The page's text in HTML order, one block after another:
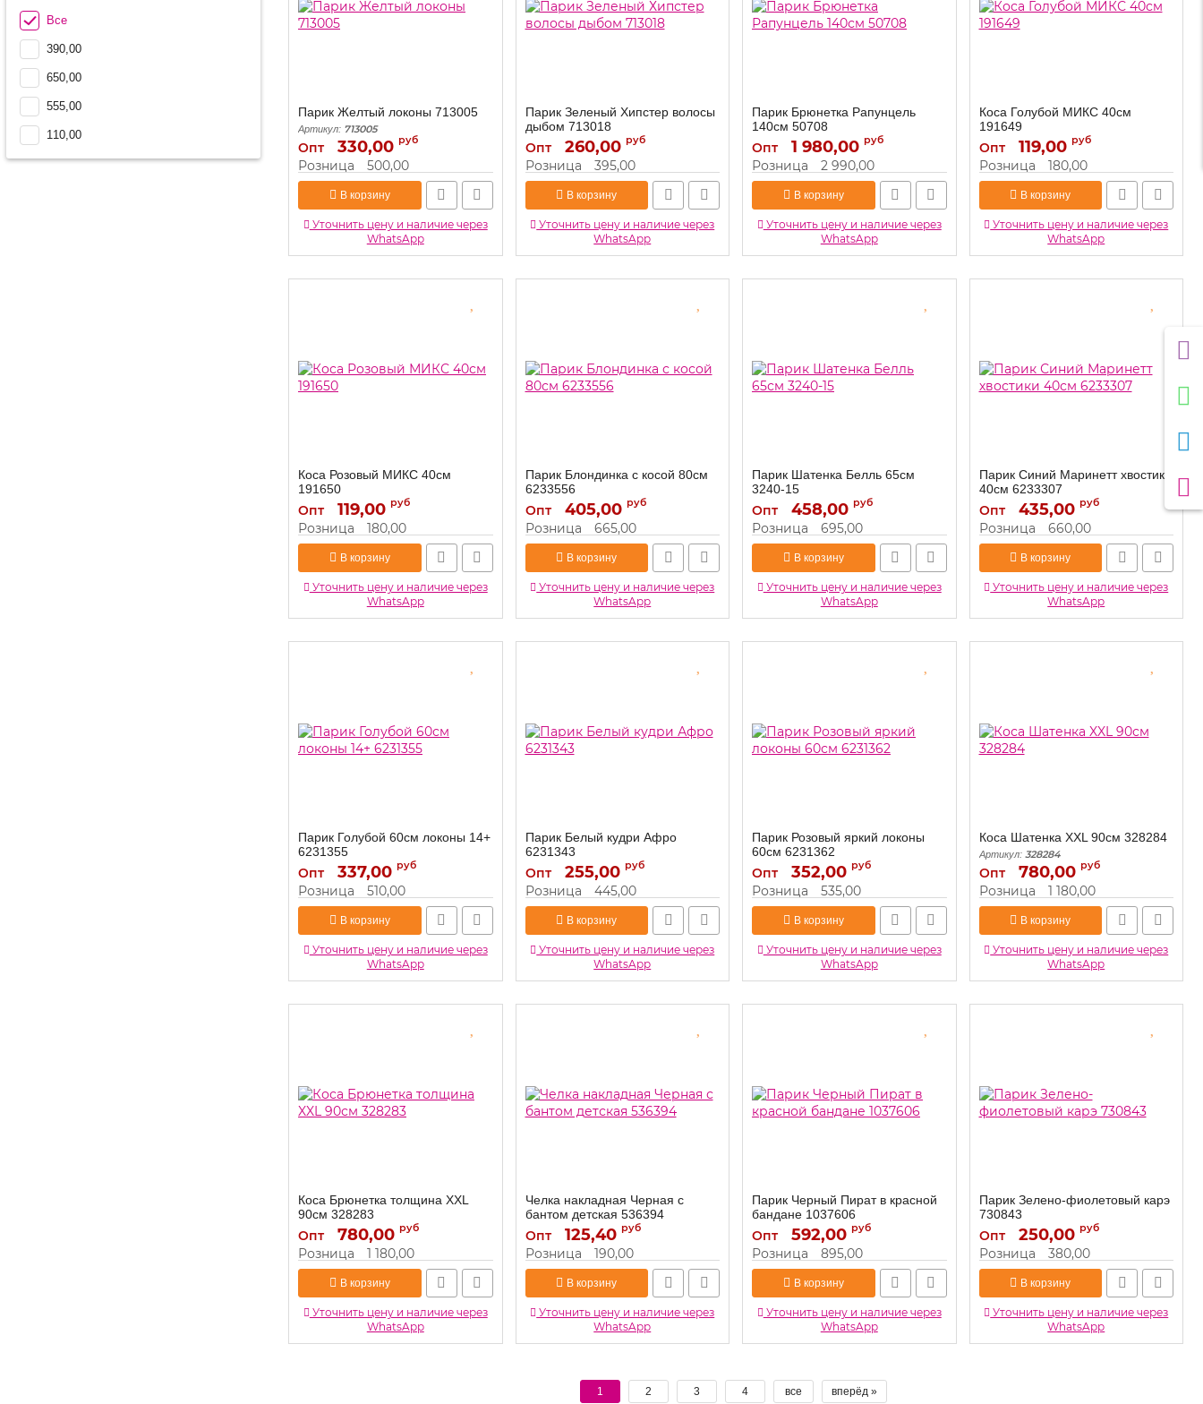
Все
390,00
650,00
555,00
110,00
Парик Желтый локоны 713005
Артикул: 713005
Опт 330,00 руб
Розница 500,00
В корзину
Уточнить цену и наличие через
WhatsApp
Парик Зеленый Хипстер волосы
дыбом 713018
Артикул: 713018
Опт 260,00 руб
Розница 395,00
В корзину
Уточнить цену и наличие через
WhatsApp
Парик Брюнетка Рапунцель
140см 50708
Артикул: 50708
Опт 1 980,00 руб
Розница 2 990,00
В корзину
Уточнить цену и наличие через
WhatsApp
Коса Голубой МИКС 40см
191649
Артикул: 191649
Опт 119,00 руб
Розница 180,00
В корзину
Уточнить цену и наличие через
WhatsApp
Коса Розовый МИКС 40см
191650
Артикул: 191650
Опт 119,00 руб
Розница 180,00
В корзину
Уточнить цену и наличие через
WhatsApp
Парик Блондинка с косой 80см
6233556
Артикул: 6233556
Опт 405,00 руб
Розница 665,00
В корзину
Уточнить цену и наличие через
WhatsApp
Парик Шатенка Белль 65см
3240-15
Артикул: 3240-15
Опт 458,00 руб
Розница 695,00
В корзину
Уточнить цену и наличие через
WhatsApp
Парик Синий Маринетт хвостики
40см 6233307
Артикул: 6233307
Опт 435,00 руб
Розница 660,00
В корзину
Уточнить цену и наличие через
WhatsApp
Парик Голубой 60см локоны 14+
6231355
Артикул: 6231355
Опт 337,00 руб
Розница 510,00
В корзину
Уточнить цену и наличие через
WhatsApp
Парик Белый кудри Афро
6231343
Артикул: 6231343
Опт 255,00 руб
Розница 445,00
В корзину
Уточнить цену и наличие через
WhatsApp
Парик Розовый яркий локоны
60см 6231362
Артикул: 6231362
Опт 352,00 руб
Розница 535,00
В корзину
Уточнить цену и наличие через
WhatsApp
Коса Шатенка XXL 90см 328284
Артикул: 328284
Опт 780,00 руб
Розница 1 180,00
В корзину
Уточнить цену и наличие через
WhatsApp
Коса Брюнетка толщина XXL
90см 328283
Артикул: 328283
Опт 780,00 руб
Розница 1 180,00
В корзину
Уточнить цену и наличие через
WhatsApp
Челка накладная Черная с
бантом детская 536394
Артикул: 536394
Опт 125,40 руб
Розница 190,00
В корзину
Уточнить цену и наличие через
WhatsApp
Парик Черный Пират в красной
бандане 1037606
Артикул: 1037606
Опт 592,00 руб
Розница 895,00
В корзину
Уточнить цену и наличие через
WhatsApp
Парик Зелено-фиолетовый карэ
730843
Артикул: 730843
Опт 250,00 руб
Розница 380,00
В корзину
Уточнить цену и наличие через
WhatsApp
1 2 3 4 все вперёд »